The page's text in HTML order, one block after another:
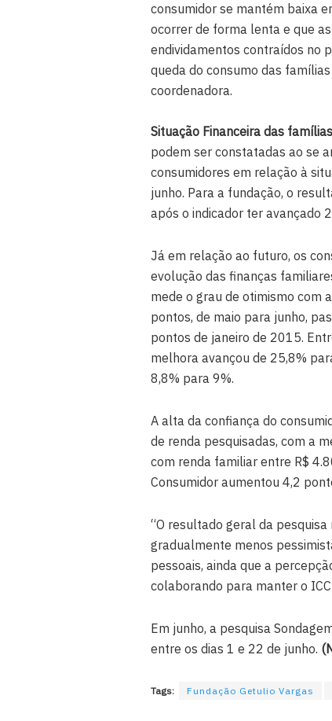
consumidor se mantém baixa
ocorrer de forma lenta e que
endividamentos contraídos no
queda do consumo das
coordenadora.
Situação Financeira das
podem ser constatadas ao se
consumidores em relação à
junho. Para a fundação, o
após o indicador ter avançado
Já em relação ao futuro, os
evolução das finanças
mede o grau de otimismo com
pontos, de maio para junho,
pontos de janeiro de 2015.
melhora avançou de 25,8%
8,8% para 9%.
A alta da confiança do
de renda pesquisadas, com a
com renda familiar entre R$
Consumidor aumentou 4,2
“O resultado geral da
gradualmente menos
pessoais, ainda que a
colaborando para manter o
Em junho, a pesquisa
entre os dias 1 e 22 de junho.
Tags: Fundação Getulio Vargas